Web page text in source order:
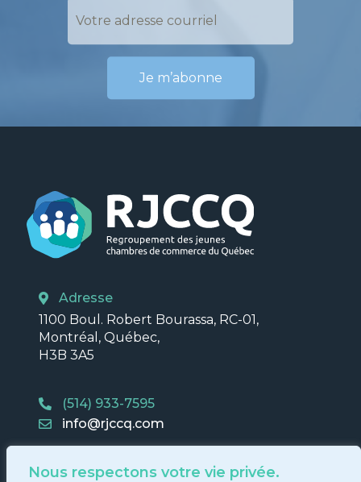
Nous respectons votre vie privée.
Adresse
1100 Boul. Robert Bourassa, RC-01,
Montréal, Québec,
H3B 3A5
(514) 933-7595
info@rjccq.com